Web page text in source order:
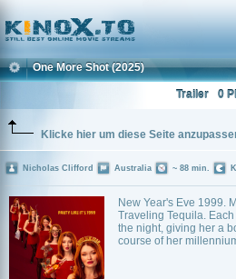
Home
One More Shot (2025)
0
Trailer
Klicke hier um diese Seite
New Year's Eve 1999.
Traveling Tequila.
the night, giving her a
course of her
Nicholas Clifford Australia ~ 88 min.